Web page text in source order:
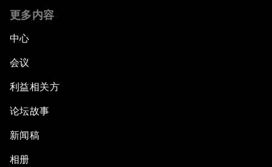
更多内容
中心
会议
利益相关方
论坛故事
新闻稿
相册